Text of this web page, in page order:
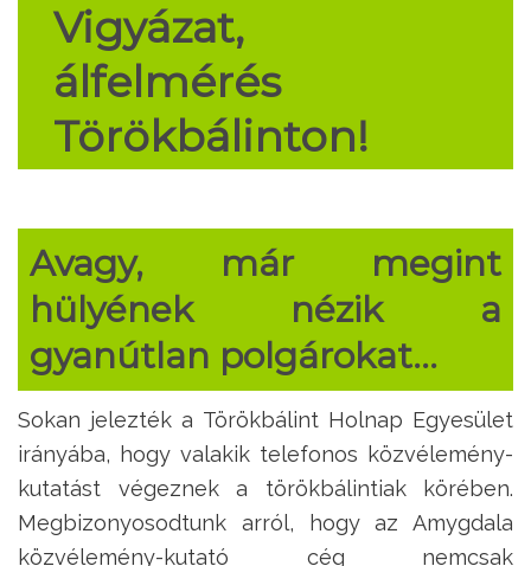
Vigyázat,
álfelmérés
Törökbálinton!
Avagy, már megint
hülyének nézik a
gyanútlan polgárokat…
Sokan jelezték a Törökbálint Holnap Egyesület
irányába, hogy valakik telefonos közvélemény-
kutatást végeznek a törökbálintiak körében.
Megbizonyosodtunk arról, hogy az Amygdala
közvélemény-kutató cég nemcsak